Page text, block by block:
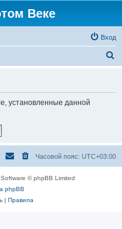
Веке
Вход
установленные данной
Часовой пояс: UTC+03:00
© phpBB Limited
phpBB
| Правила